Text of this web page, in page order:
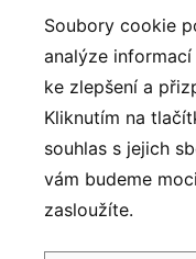
dětská hřiště,
zóny. Mobiliář je
- kovu, dřeva a
intenzivnímu
Soubory cookie
analýze
ke zlepšení a
Kliknutím na
souhlas s jejich
vám budeme
zasloužíte.